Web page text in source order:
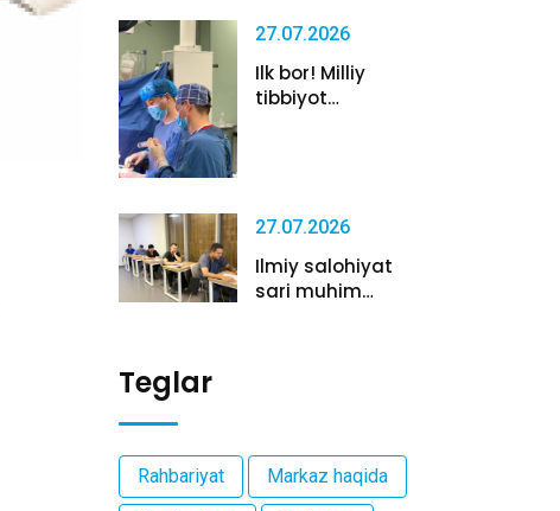
27.07.2026
Ilk bor! Milliy
tibbiyot
27.07.2026
Ilmiy salohiyat
sari muhim
Teglar
Rahbariyat Markaz haqida